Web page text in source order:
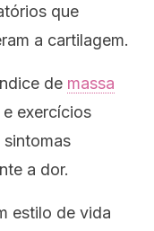
que
a cartilagem.
de massa
exercícios
a dor.
estilo de vida